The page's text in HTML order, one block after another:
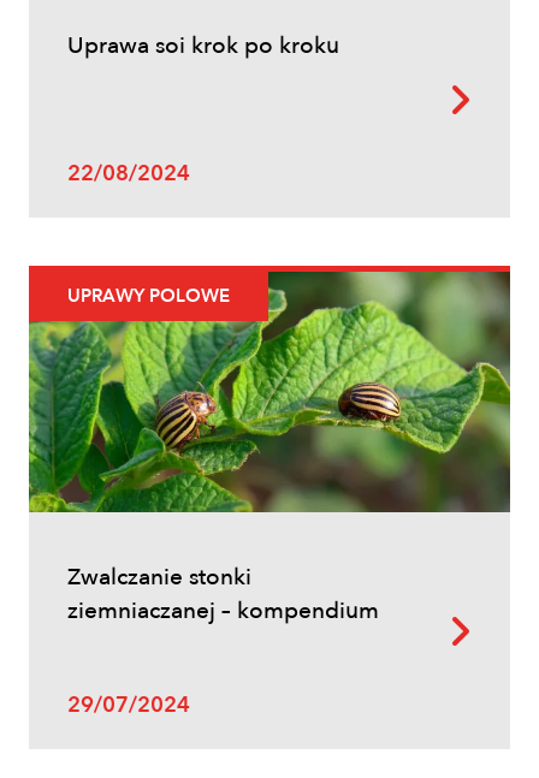
Uprawa soi krok po kroku
22/08/2024
UPRAWY POLOWE
Zwalczanie stonki
ziemniaczanej – kompendium
29/07/2024